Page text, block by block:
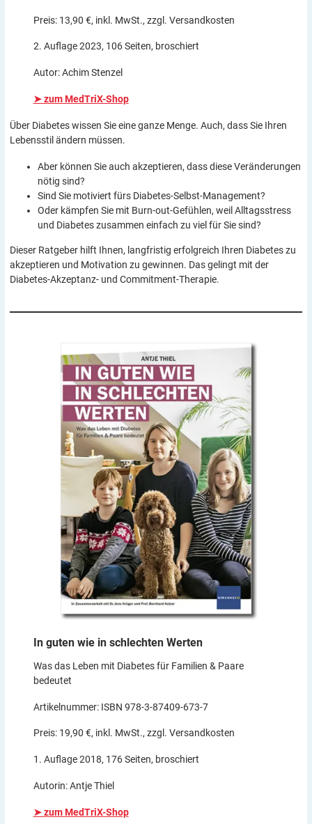
Preis: 13,90 €, inkl. MwSt., zzgl. Versandkosten
2. Auflage 2023, 106 Seiten, broschiert
Autor: Achim Stenzel
➤ zum MedTriX-Shop
Über Diabetes wissen Sie eine ganze Menge. Auch, dass Sie Ihren
Lebensstil ändern müssen.
Aber können Sie auch akzeptieren, dass diese Veränderungen
nötig sind?
Sind Sie motiviert fürs Diabetes-Selbst-Management?
Oder kämpfen Sie mit Burn-out-Gefühlen, weil Alltagsstress
und Diabetes zusammen einfach zu viel für Sie sind?
Dieser Ratgeber hilft Ihnen, langfristig erfolgreich Ihren Diabetes zu
akzeptieren und Motivation zu gewinnen. Das gelingt mit der
Diabetes-Akzeptanz- und Commitment-Therapie.
In guten wie in schlechten Werten
Was das Leben mit Diabetes für Familien & Paare
bedeutet
Artikelnummer: ISBN 978-3-87409-673-7
Preis: 19,90 €, inkl. MwSt., zzgl. Versandkosten
1. Auflage 2018, 176 Seiten, broschiert
Autorin: Antje Thiel
➤ zum MedTriX-Shop